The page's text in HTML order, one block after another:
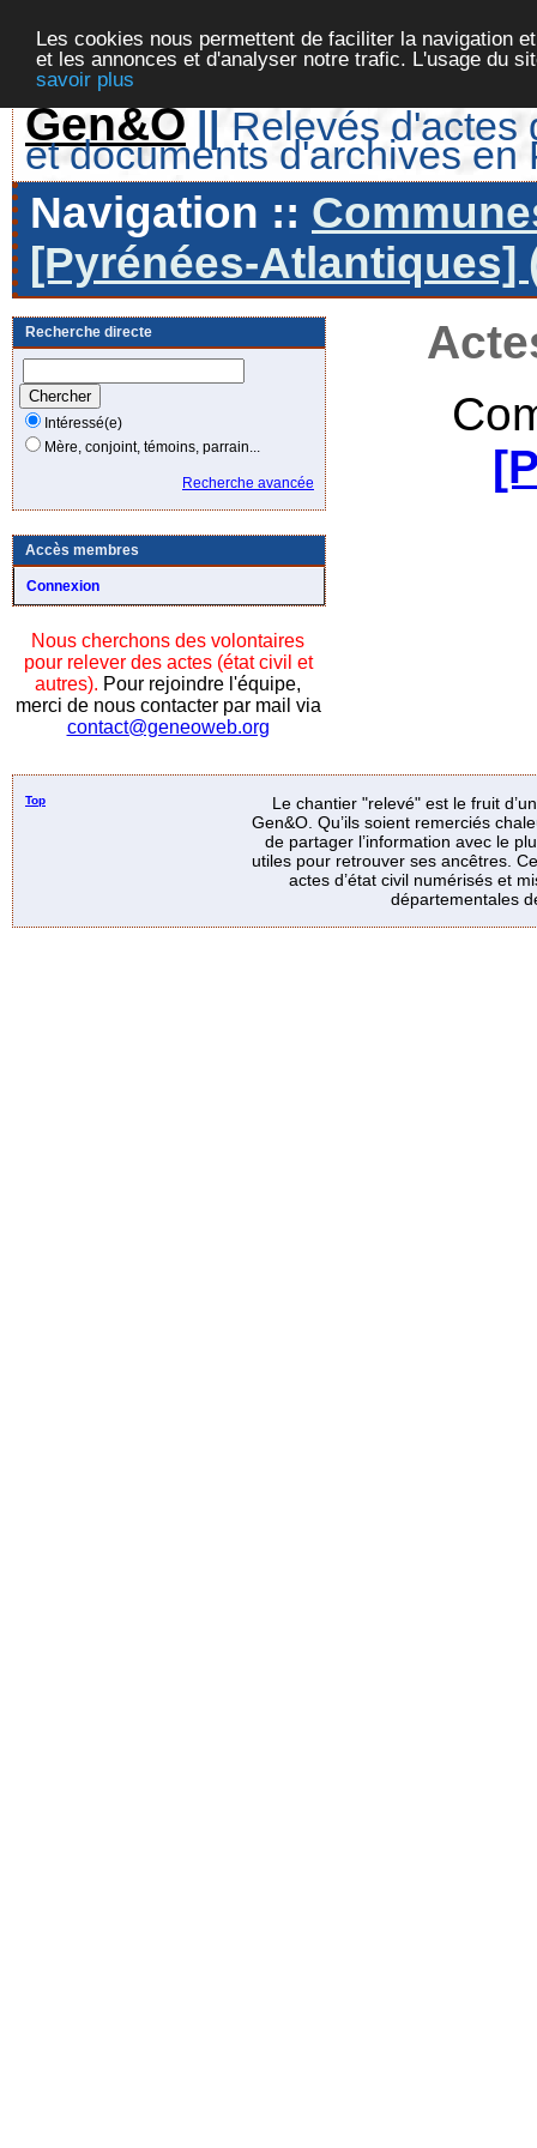
Les cookies nous permettent de faciliter la navigation
et les annonces et d'analyser notre trafic. L'usage du
savoir plus
Gen&O || Relevés d'actes
et documents d'archives en
Navigation ::
[Pyrénées-Atlantiques]
Recherche directe
Intéressé(e)
Mère, conjoint, témoins, parrain...
Recherche avancée
Accès membres
Connexion
Nous cherchons des volontaires
pour relever des actes (état civil et
autres). Pour rejoindre l'équipe,
merci de nous contacter par mail via
contact@geneoweb.org
Top
Le chantier "relevé" est le fruit
Gen&O. Qu’ils soient remerciés
de partager l’information avec le
utiles pour retrouver ses ancêtres.
actes d’état civil numérisés et
départementales